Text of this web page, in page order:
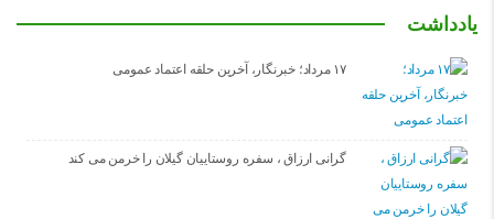
یادداشت
۱۷ مرداد؛ خبرنگار، آخرین حلقه اعتماد عمومی
گرانی ارزاق ، سفره روستاییان گیلان را خرمن می کند